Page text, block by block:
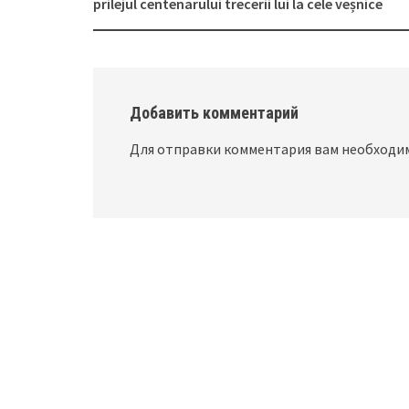
navigation
Добавить комментарий
Для отправки комментария вам